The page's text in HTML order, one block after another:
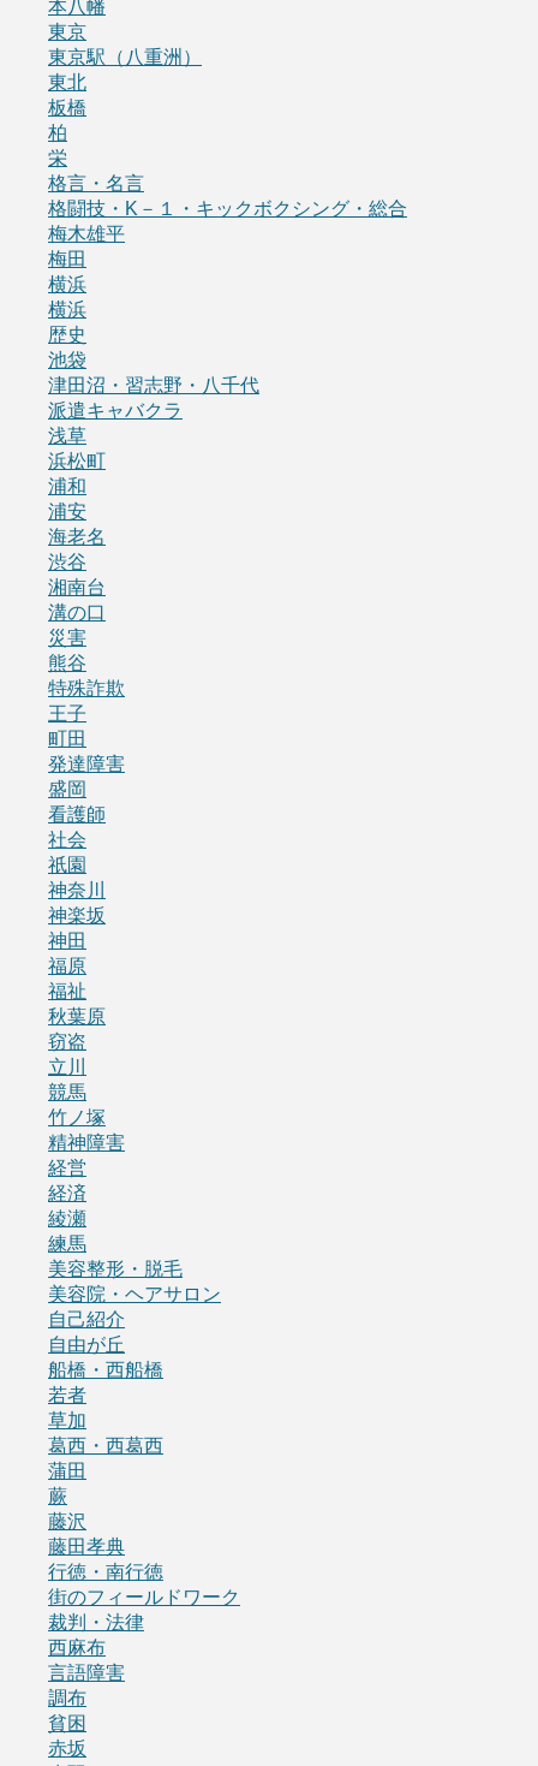
本八幡
東京
東京駅（八重洲）
東北
板橋
柏
栄
格言・名言
格闘技・K－１・キックボクシング・総合
梅木雄平
梅田
横浜
横浜
歴史
池袋
津田沼・習志野・八千代
派遣キャバクラ
浅草
浜松町
浦和
浦安
海老名
渋谷
湘南台
溝の口
災害
熊谷
特殊詐欺
王子
町田
発達障害
盛岡
看護師
社会
祇園
神奈川
神楽坂
神田
福原
福祉
秋葉原
窃盗
立川
競馬
竹ノ塚
精神障害
経営
経済
綾瀬
練馬
美容整形・脱毛
美容院・ヘアサロン
自己紹介
自由が丘
船橋・西船橋
若者
草加
葛西・西葛西
蒲田
蕨
藤沢
藤田孝典
行徳・南行徳
街のフィールドワーク
裁判・法律
西麻布
言語障害
調布
貧困
赤坂